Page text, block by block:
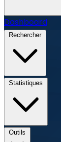
Dashboard
Rechercher
Statistiques
Outils